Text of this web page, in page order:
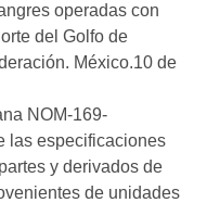
operadas con
del Golfo de
México.10 de
NOM-169-
las especificaciones
y derivados de
de unidades